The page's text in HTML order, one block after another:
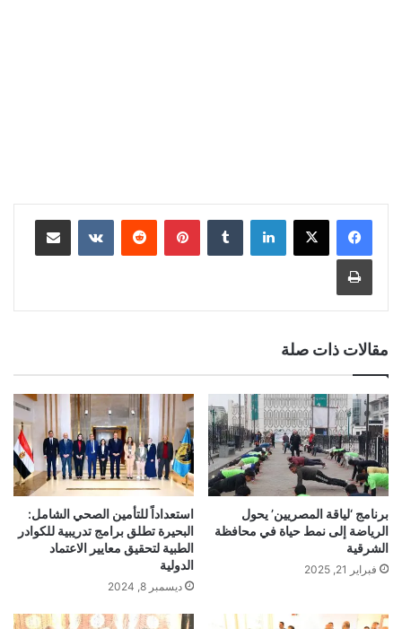
لينكدإن بينتيريست
مقالات ذات صلة
برنامج ‘لياقة المصريين’ يحول
الرياضة إلى نمط حياة في محافظة
الشرقية
فبراير 21, 2025
استعداداً للتأمين الصحي الشامل:
البحيرة تطلق برامج تدريبية للكوادر
الطبية لتحقيق معايير الاعتماد
الدولية
ديسمبر 8, 2024